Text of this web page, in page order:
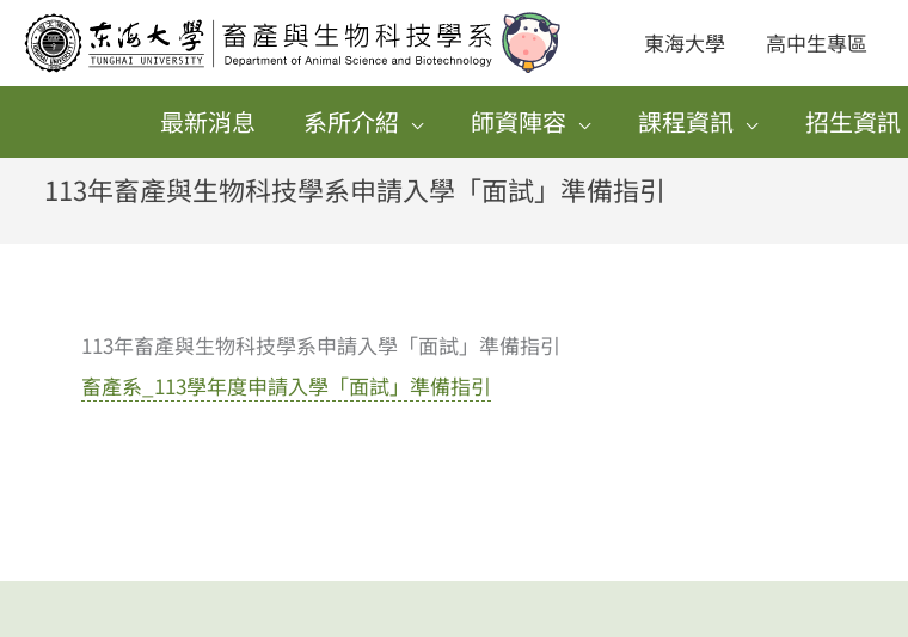
東海大學 高中生專區
最新消息 系所介紹 師資陣容 課程資訊 招生資訊
113年畜產與生物科技學系申請入學「面試」準備指引
113年畜產與生物科技學系申請入學「面試」準備指引
畜產系_113學年度申請入學「面試」準備指引